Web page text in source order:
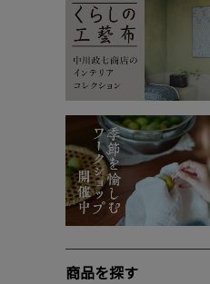
商品を探す